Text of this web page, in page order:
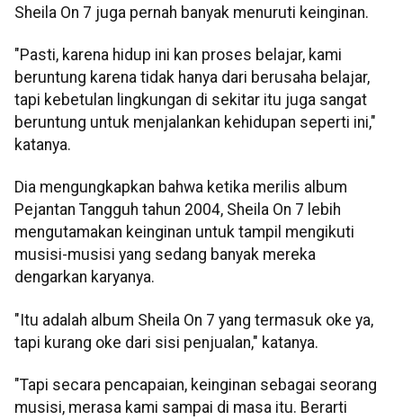
Sheila On 7 juga pernah banyak menuruti keinginan.
"Pasti, karena hidup ini kan proses belajar, kami
beruntung karena tidak hanya dari berusaha belajar,
tapi kebetulan lingkungan di sekitar itu juga sangat
beruntung untuk menjalankan kehidupan seperti ini,"
katanya.
Dia mengungkapkan bahwa ketika merilis album
Pejantan Tangguh tahun 2004, Sheila On 7 lebih
mengutamakan keinginan untuk tampil mengikuti
musisi-musisi yang sedang banyak mereka
dengarkan karyanya.
"Itu adalah album Sheila On 7 yang termasuk oke ya,
tapi kurang oke dari sisi penjualan," katanya.
"Tapi secara pencapaian, keinginan sebagai seorang
musisi, merasa kami sampai di masa itu. Berarti